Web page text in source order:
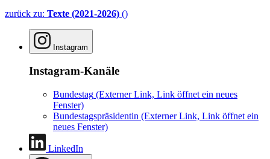
zurück zu: Texte (2021-2026) ()
Instagram
Instagram-Kanäle
Bundestag (Externer Link, Link öffnet ein neues
Fenster)
Bundestagspräsidentin (Externer Link, Link öffnet ein
neues Fenster)
LinkedIn